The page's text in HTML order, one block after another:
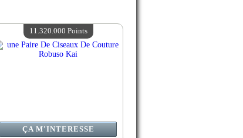
ÇA M'INTERESSE
11.320.000 Points